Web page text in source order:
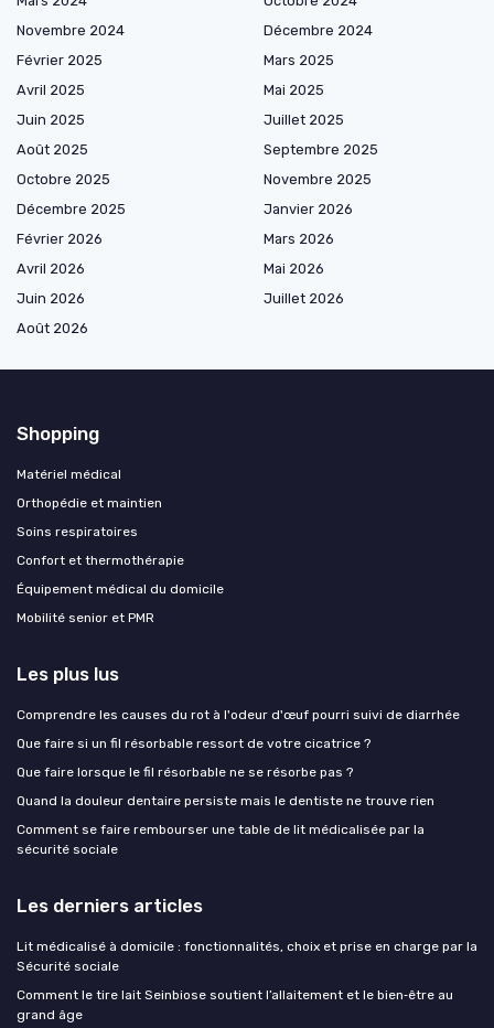
Novembre 2024
Décembre 2024
Février 2025
Mars 2025
Avril 2025
Mai 2025
Juin 2025
Juillet 2025
Août 2025
Septembre 2025
Octobre 2025
Novembre 2025
Décembre 2025
Janvier 2026
Février 2026
Mars 2026
Avril 2026
Mai 2026
Juin 2026
Juillet 2026
Août 2026
Shopping
Matériel médical
Orthopédie et maintien
Soins respiratoires
Confort et thermothérapie
Équipement médical du domicile
Mobilité senior et PMR
Les plus lus
Comprendre les causes du rot à l'odeur d'œuf pourri suivi de diarrhée
Que faire si un fil résorbable ressort de votre cicatrice ?
Que faire lorsque le fil résorbable ne se résorbe pas ?
Quand la douleur dentaire persiste mais le dentiste ne trouve rien
Comment se faire rembourser une table de lit médicalisée par la
sécurité sociale
Les derniers articles
Lit médicalisé à domicile : fonctionnalités, choix et prise en charge par la
Sécurité sociale
Comment le tire lait Seinbiose soutient l’allaitement et le bien‑être au
grand âge